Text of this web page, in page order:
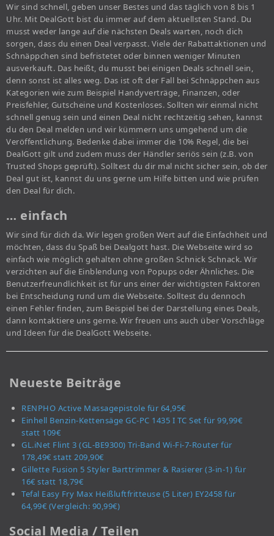
Wir sind schnell, geben unser Bestes und das täglich von 8 bis 1
Uhr. Mit DealGott bist du immer auf dem aktuellsten Stand. Du
musst weder lange auf die nächsten Deals warten, noch dich
sorgen, dass du einen Deal verpasst. Viele der Rabattaktionen und
Schnäppchen sind befristetet oder binnen weniger Minuten
ausverkauft. Das heißt, du musst bei einigen Deals schnell sein,
denn sonst ist alles weg. Das ist oft der Fall bei Schnäppchen aus
Kategorien wie zum Beispiel Handyverträge, Finanzen, oder
Preisfehler, Gutscheine und Kostenloses. Sollten wir einmal nicht
schnell genug sein und einen Deal nicht rechtzeitig sehen, kannst
du den Deal melden und wir kümmern uns umgehend um die
Veröffentlichung. Bedenke dabei immer die 10% Regel, die bei
DealGott gilt und zudem muss der Händler seriös sein (z.B. von
Trusted Shops geprüft). Solltest du dir mal nicht sicher sein, ob der
Deal gut ist, kannst du uns gerne um Hilfe bitten und wie prüfen
den Deal für dich.
… einfach
Wir sind für dich da. Wir legen großen Wert auf die Einfachheit und
möchten, dass du Spaß bei Dealgott hast. Die Webseite wird so
einfach wie möglich gehalten ohne großen Schnick Schnack. Wir
verzichten auf die Einblendung von Popups oder Ähnliches. Die
Benutzerfreundlichkeit ist für uns einer der wichtigsten Faktoren
bei Entscheidung rund um die Webseite. Solltest du dennoch
einen Fehler finden, zum Beispiel bei der Darstellung eines Deals,
dann kontaktiere uns gerne. Wir freuen uns auch über Vorschläge
und Ideen für die DealGott Webseite.
Neueste Beiträge
RENPHO Active Massagepistole für 64,95€
Einhell Benzin-Kettensäge GC-PC 1435 I TC Set für 99,99€
statt 109€
GL.iNet Flint 3 (GL-BE9300) Tri-Band Wi-Fi-7-Router für
178,49€ statt 209,90€
Gillette Fusion 5 Styler Barttrimmer & Rasierer (3-in-1) für
16€ statt 18,79€
Tefal Easy Fry Max Heißluftfritteuse (5 Liter) EY2458 für
64,99€ (Vergleich: 90,99€)
Social Media / Teilen